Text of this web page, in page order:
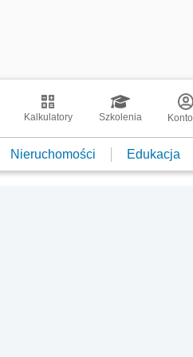
Kalkulatory Szkolenia Konto
Nieruchomości Edukacja